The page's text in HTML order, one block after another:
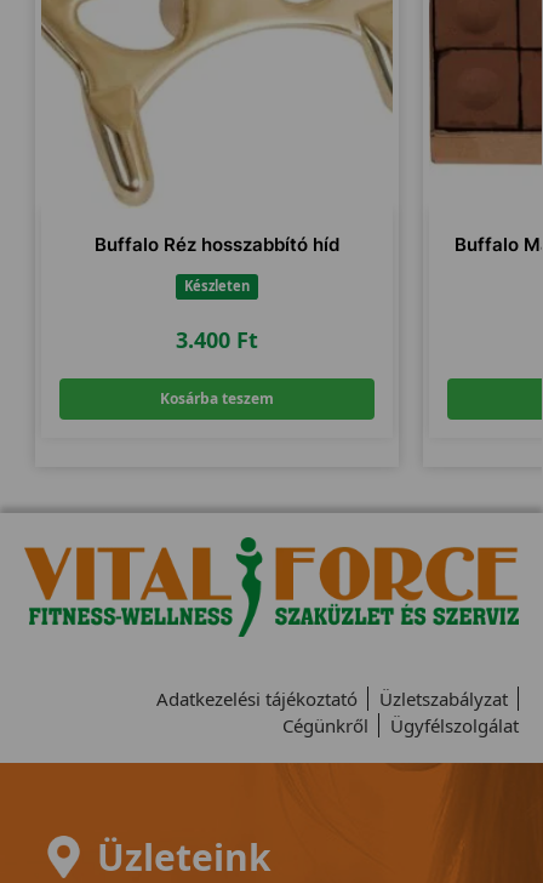
Buffalo Réz hosszabbító híd
Készleten
3.400 Ft
Kosárba teszem
Buffalo
Adatkezelési tájékoztató
Üzletszabályzat
Cégünkről
Ügyfélszolgálat
Üzleteink